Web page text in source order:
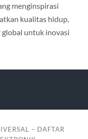
menginspirasi
kualitas hidup,
untuk inovasi
– DAFTAR